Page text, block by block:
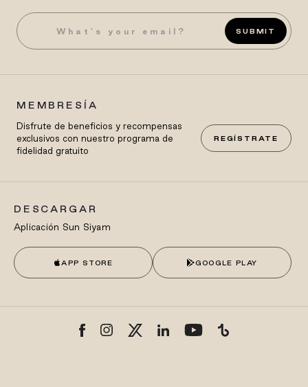
SUBMIT
MEMBRESÍA
Disfrute de beneficios y recompensas
exclusivos con nuestro programa de
fidelidad gratuito
REGÍSTRATE
DESCARGAR
Aplicación Sun Siyam
APP STORE GOOGLE PLAY